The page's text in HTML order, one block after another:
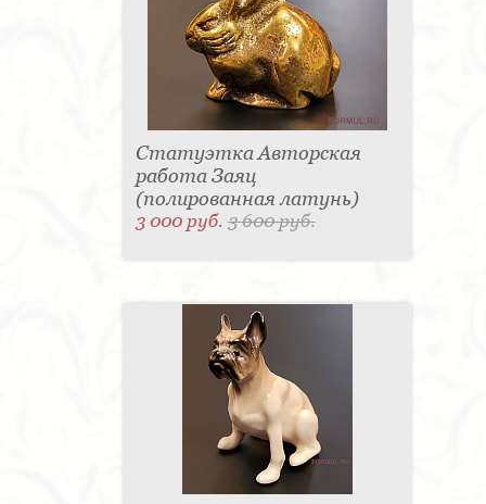
Статуэтка Авторская
работа Заяц
(полированная латунь)
3 000 руб.3 600 руб.